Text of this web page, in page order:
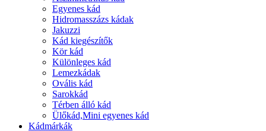
Egyenes kád
Hidromasszázs kádak
Jakuzzi
Kád kiegészítők
Kör kád
Különleges kád
Lemezkádak
Ovális kád
Sarokkád
Térben álló kád
Ülőkád,Mini egyenes kád
Kádmárkák